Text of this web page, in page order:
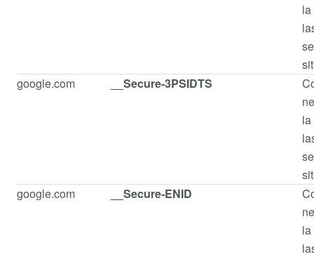
google.com
__Secure-3PSIDTS
google.com
__Secure-ENID